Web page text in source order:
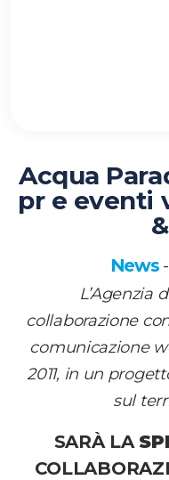
Acqua
pr e eventi
News -
L’Agenzia
collaborazione
comunicazione
2011, in un
sul
SARÀ LA